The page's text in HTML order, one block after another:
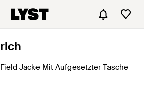
Jacke Mit Aufgesetzter Tasche